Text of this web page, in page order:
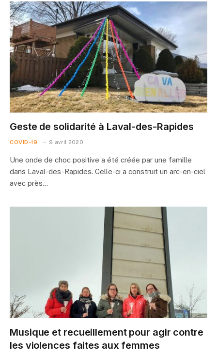
Geste de solidarité à Laval-des-Rapides
COVID-19 9 avril 2020
Une onde de choc positive a été créée par une famille
dans Laval-des-Rapides. Celle-ci a construit un arc-en-ciel
avec près…
Musique et recueillement pour agir contre
les violences faites aux femmes